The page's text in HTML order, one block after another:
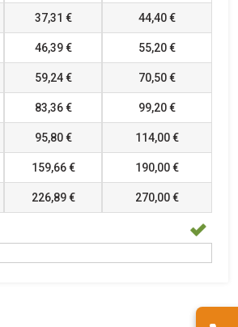
37,31 € 44,40 €
46,39 € 55,20 €
59,24 € 70,50 €
83,36 € 99,20 €
95,80 € 114,00 €
159,66 € 190,00 €
226,89 € 270,00 €